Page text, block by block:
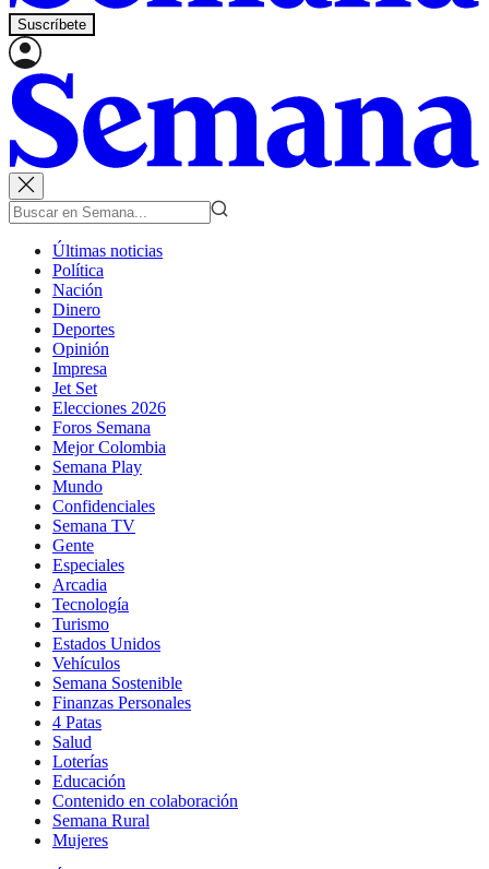
Suscríbete
Últimas noticias
Política
Nación
Dinero
Deportes
Opinión
Impresa
Jet Set
Elecciones 2026
Foros Semana
Mejor Colombia
Semana Play
Mundo
Confidenciales
Semana TV
Gente
Especiales
Arcadia
Tecnología
Turismo
Estados Unidos
Vehículos
Semana Sostenible
Finanzas Personales
4 Patas
Salud
Loterías
Educación
Contenido en colaboración
Semana Rural
Mujeres